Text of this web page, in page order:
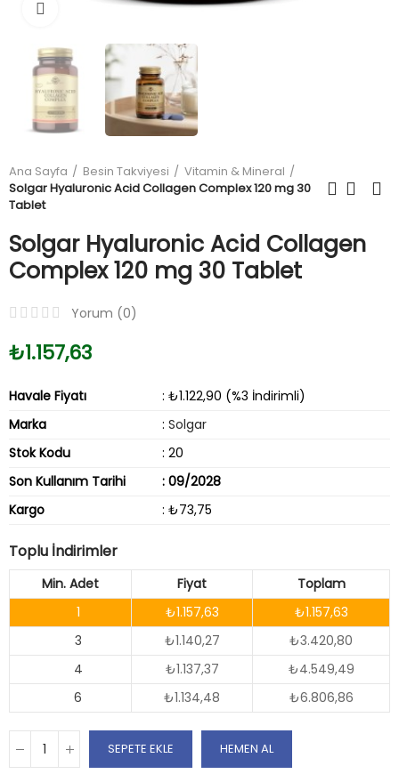
Ana Sayfa Besin Takviyesi
Vitamin & Mineral
Solgar Hyaluronic Acid Collagen Complex 120 mg 30
Tablet
Solgar Hyaluronic Acid Collagen
Complex 120 mg 30 Tablet
Yorum (0)
₺1.157,63
Havale Fiyatı
: ₺1.122,90 (%3 İndirimli)
Marka
: Solgar
Stok Kodu
: 20
Son Kullanım Tarihi
: 09/2028
Kargo
: ₺73,75
Toplu İndirimler
Min. Adet Fiyat
Toplam
1
₺1.157,63
₺1.157,63
3
₺1.140,27
₺3.420,80
4
₺1.137,37
₺4.549,49
6
₺1.134,48 ₺6.806,86
SEPETE EKLE HEMEN AL